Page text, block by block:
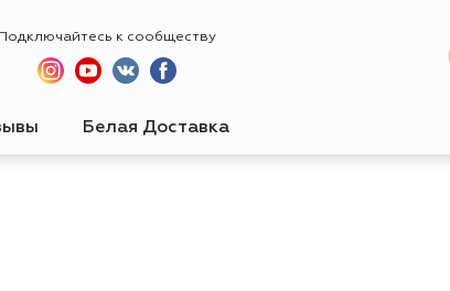
Подключайтесь к сообществу
Белая Доставка